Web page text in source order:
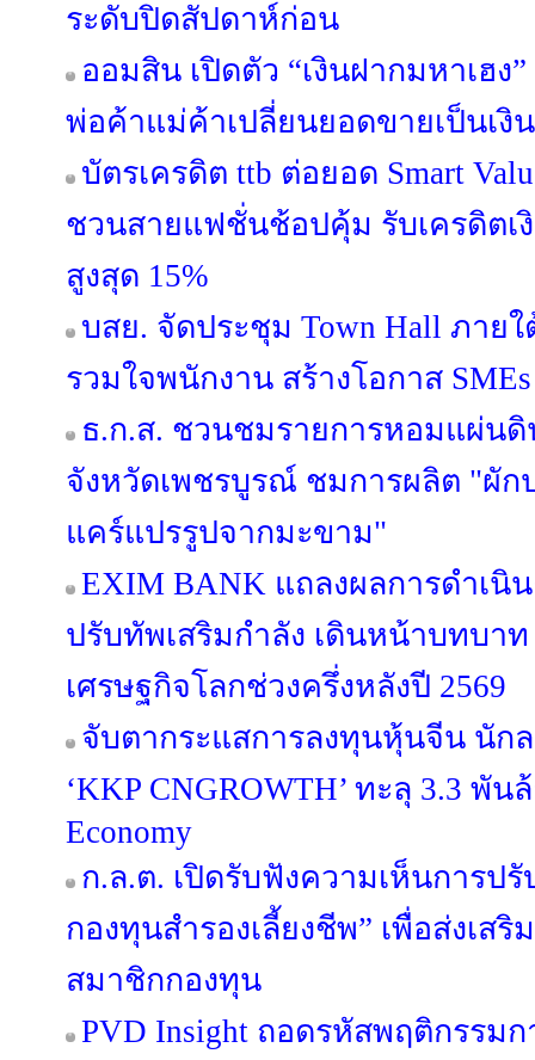
ระดับปิดสัปดาห์ก่อน
ออมสิน เปิดตัว “เงินฝากมหาเฮง
พ่อค้าแม่ค้าเปลี่ยนยอดขายเป็นเงิ
บัตรเครดิต ttb ต่อยอด Smart
ชวนสายแฟชั่นช้อปคุ้ม รับเครดิตเ
สูงสุด 15%
บสย. จัดประชุม Town Hall ภายใ
รวมใจพนักงาน สร้างโอกาส
ธ.ก.ส. ชวนชมรายการหอมแผ่นดิ
จังหวัดเพชรบูรณ์ ชมการผลิต "ผัก
แคร์แปรรูปจากมะขาม"
EXIM BANK แถลงผลการดำเนิ
ปรับทัพเสริมกำลัง เดินหน้าบทบาท
เศรษฐกิจโลกช่วงครึ่งหลังปี 2569
จับตากระแสการลงทุนหุ้นจีน นัก
‘KKP CNGROWTH’ ทะลุ 3.3 พั
Economy
ก.ล.ต. เปิดรับฟังความเห็นการปรั
กองทุนสำรองเลี้ยงชีพ” เพื่อส่งเส
สมาชิกกองทุน
PVD Insight ถอดรหัสพฤติกรรม